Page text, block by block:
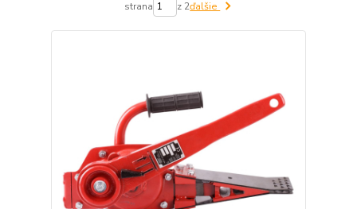
strana z 2ďalšie